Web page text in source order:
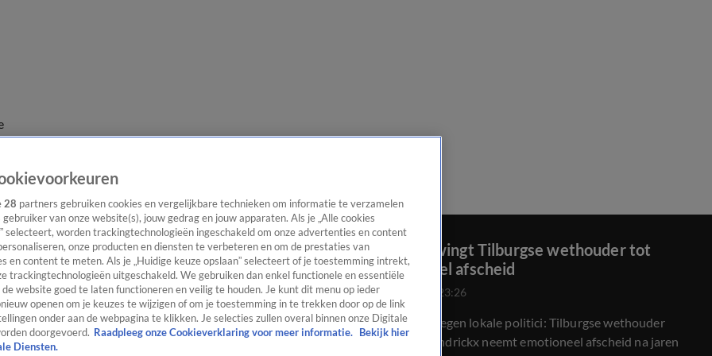
Stalker dwingt Tilburgse wethouder tot
emotioneel afscheid
17 dec 2024, 23:26
Intimidatie tegen lokale politici: Tilburgse wethouder
Marcelle Hendrickx neemt emotioneel afscheid na jaren
28 partners gebruiken cookies en vergelijkbare technieken om informatie te verzamelen
gebruiker van onze website(s), jouw gedrag en jouw apparaten. Als je „Alle cookies
selecteert, worden trackingtechnologieën ingeschakeld om onze advertenties en content
onze producten en diensten te verbeteren en om de prestaties van
en content te meten. Als je „Huidige keuze opslaan” selecteert of je toestemming intrekt,
trackingtechnologieën uitgeschakeld. We gebruiken dan enkel functionele en essentiële
de website goed te laten functioneren en veilig te houden. Je kunt dit menu op ieder
openen om je keuzes te wijzigen of om je toestemming in te trekken door op de link
onder aan de webpagina te klikken. Je selecties zullen overal binnen onze Digitale
doorgevoerd. Raadpleeg onze Cookieverklaring voor meer informatie. Bekijk hier
Diensten.